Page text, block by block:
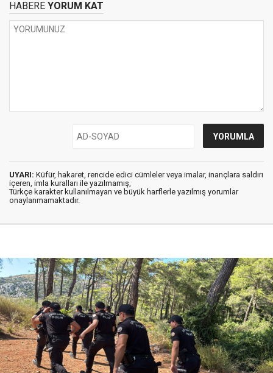
HABERE YORUM KAT
UYARI: Küfür, hakaret, rencide edici cümleler veya imalar, inançlara saldırı
içeren, imla kuralları ile yazılmamış,
Türkçe karakter kullanılmayan ve büyük harflerle yazılmış yorumlar
onaylanmamaktadır.